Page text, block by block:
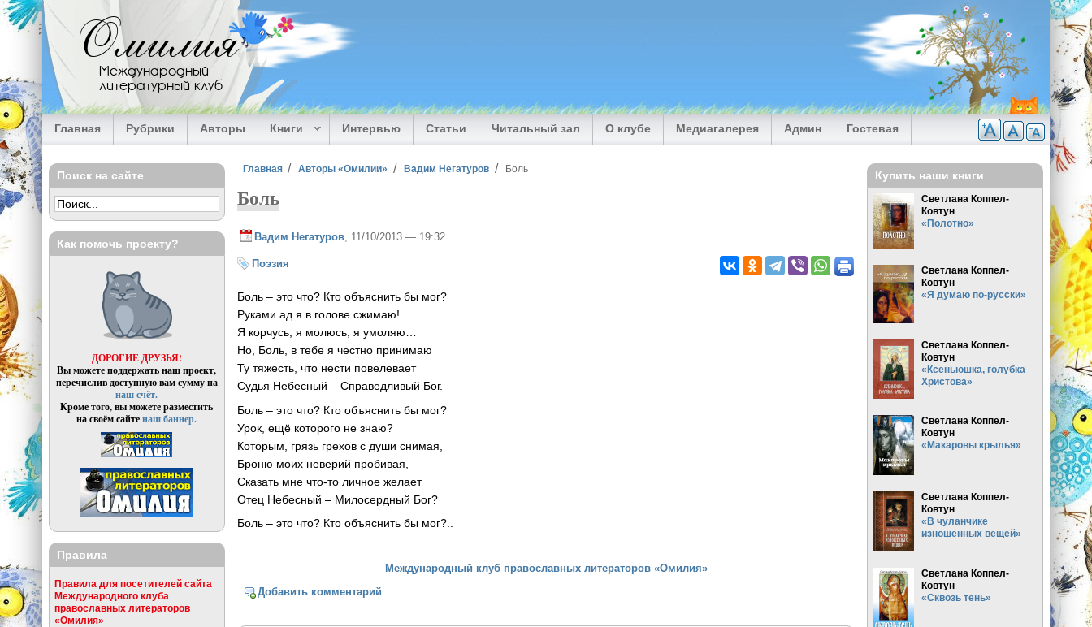
Перейти к основному содержанию
Омилия
Международный
литературный клуб
Главная Рубрики Авторы Книги Интервью Статьи Читальный зал О клубе Медиагалерея Админ Гостевая
Вы здесь
Главная Авторы «Омилии» Вадим Негатуров Боль
Боль
Вадим Негатуров , 11/10/2013 — 19:32
Поэзия
Боль – это что? Кто объяснить бы мог?
Руками ад я в голове сжимаю!..
Я корчусь, я молюсь, я умоляю…
Но, Боль, в тебе я честно принимаю
Ту тяжесть, что нести повелевает
Судья Небесный – Справедливый Бог.
Боль – это что? Кто объяснить бы мог?
Урок, ещё которого не знаю?
Которым, грязь грехов с души снимая,
Броню моих неверий пробивая,
Сказать мне что-то личное желает
Отец Небесный – Милосердный Бог?
Боль – это что? Кто объяснить бы мог?..
Международный клуб православных литераторов «Омилия»
Добавить комментарий
Поиск на сайте
Как помочь проекту?
ДОРОГИЕ ДРУЗЬЯ!
Вы можете поддержать наш проект,
перечислив доступную вам сумму на
наш счёт.
Кроме того, вы можете разместить
на своём сайтенаш баннер.
Правила
Правила для посетителей сайта
Международного клуба
православных литераторов
«Омилия»
Купить наши книги
Светлана Коппел-
Ковтун
«Полотно»
Светлана Коппел-
Ковтун
«Я думаю по-русски»
Светлана Коппел-
Ковтун
«Ксеньюшка, голубка
Христова»
Светлана Коппел-
Ковтун
«Макаровы крылья»
Светлана Коппел-
Ковтун
«В чуланчике
изношенных вещей»
Светлана Коппел-
Ковтун
«Сквозь тень»